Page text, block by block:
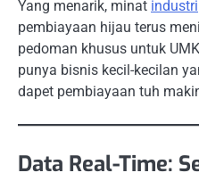
Yang menarik, minat industri
pembiayaan hijau terus
pedoman khusus untuk
punya bisnis kecil-kecilan
dapet pembiayaan tuh
Data Real-Time: